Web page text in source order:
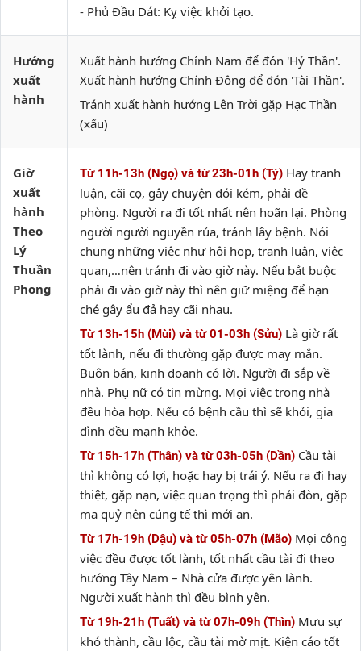
- Phủ Đầu Dát: Kỵ việc khởi tạo.
Hướng
xuất
hành
Xuất hành hướng Chính Nam để đón 'Hỷ Thần'.
Xuất hành hướng Chính Đông để đón 'Tài Thần'.
Tránh xuất hành hướng Lên Trời gặp Hạc Thần
(xấu)
Giờ
xuất
hành
Theo
Lý
Thuần
Phong
Từ 11h-13h (Ngọ) và từ 23h-01h (Tý) Hay tranh
luận, cãi cọ, gây chuyện đói kém, phải đề
phòng. Người ra đi tốt nhất nên hoãn lại. Phòng
người người nguyền rủa, tránh lây bệnh. Nói
chung những việc như hội họp, tranh luận, việc
quan,…nên tránh đi vào giờ này. Nếu bắt buộc
phải đi vào giờ này thì nên giữ miệng để hạn
ché gây ẩu đả hay cãi nhau.
Từ 13h-15h (Mùi) và từ 01-03h (Sửu) Là giờ rất
tốt lành, nếu đi thường gặp được may mắn.
Buôn bán, kinh doanh có lời. Người đi sắp về
nhà. Phụ nữ có tin mừng. Mọi việc trong nhà
đều hòa hợp. Nếu có bệnh cầu thì sẽ khỏi, gia
đình đều mạnh khỏe.
Từ 15h-17h (Thân) và từ 03h-05h (Dần) Cầu tài
thì không có lợi, hoặc hay bị trái ý. Nếu ra đi hay
thiệt, gặp nạn, việc quan trọng thì phải đòn, gặp
ma quỷ nên cúng tế thì mới an.
Từ 17h-19h (Dậu) và từ 05h-07h (Mão) Mọi công
việc đều được tốt lành, tốt nhất cầu tài đi theo
hướng Tây Nam – Nhà cửa được yên lành.
Người xuất hành thì đều bình yên.
Từ 19h-21h (Tuất) và từ 07h-09h (Thìn) Mưu sự
khó thành, cầu lộc, cầu tài mờ mịt. Kiện cáo tốt